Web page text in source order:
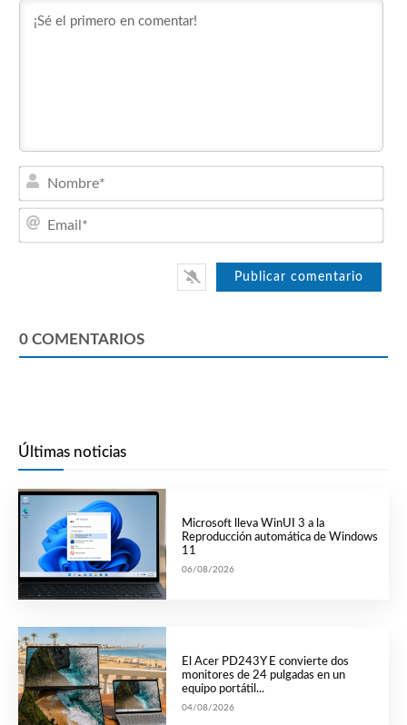
0 COMENTARIOS
Últimas noticias
Microsoft lleva WinUI 3 a la
Reproducción automática de Windows
11
06/08/2026
El Acer PD243Y E convierte dos
monitores de 24 pulgadas en un
equipo portátil...
04/08/2026